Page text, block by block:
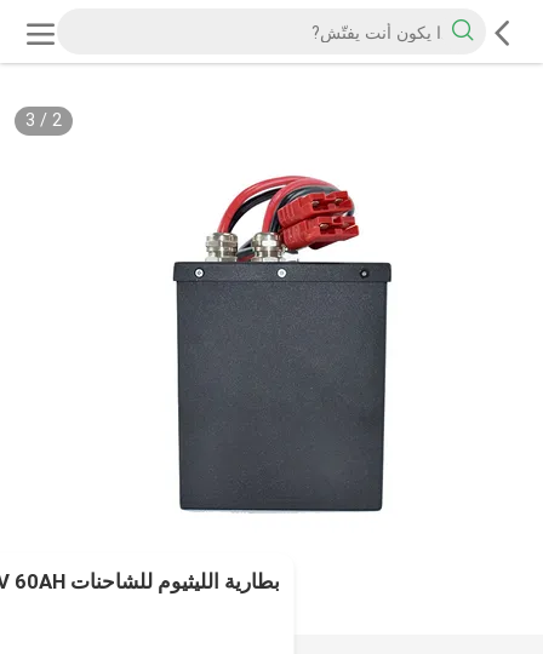
2
/
3
بطارية الليثيوم للشاحنات 24V 60AH للتطبيقات الثقيلة